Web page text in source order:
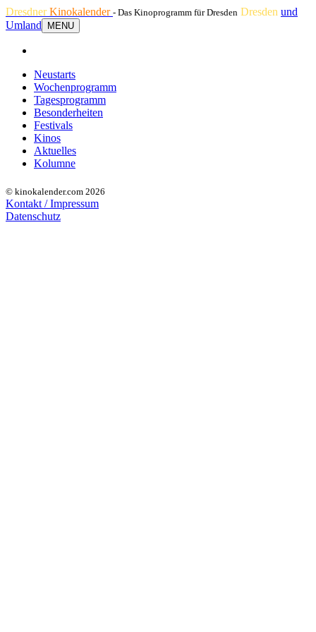
DresdnerKinokalender - Das Kinoprogramm für Dresden Dresden und
Umland
MENU
Neustarts
Wochenprogramm
Tagesprogramm
Besonderheiten
Festivals
Kinos
Aktuelles
Kolumne
© kinokalender.com 2026
Kontakt / Impressum
Datenschutz